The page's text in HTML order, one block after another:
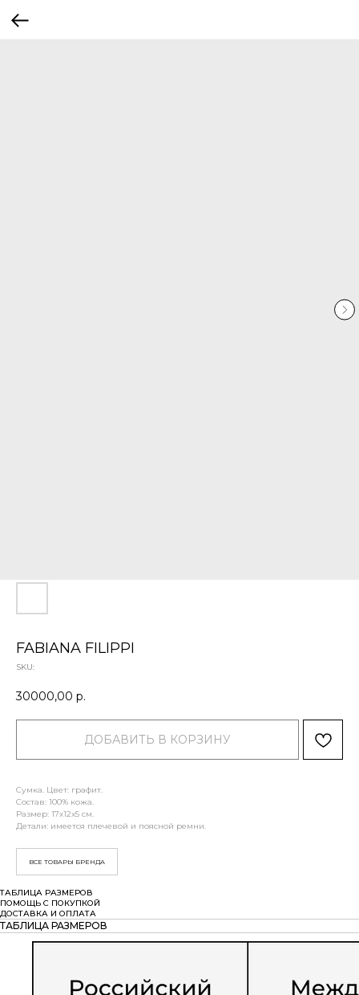
FABIANA FILIPPI
SKU:
30000,00 р.
ДОБАВИТЬ В КОРЗИНУ
Сумка. Цвет: графит.
Состав: 100% кожа.
Размер: 17х12х5 см.
Детали: имеется плечевой и поясной ремни.
ВСЕ ТОВАРЫ БРЕНДА
ТАБЛИЦА РАЗМЕРОВ
ПОМОЩЬ С ПОКУПКОЙ
ДОСТАВКА И ОПЛАТА
ТАБЛИЦА РАЗМЕРОВ